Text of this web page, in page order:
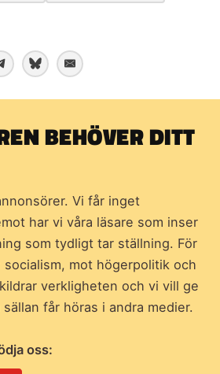
BEHÖVER DITT
Vi får inget
har vi våra läsare som inser
som tydligt tar ställning. För
mot högerpolitik och
verkligheten och vi vill ge
får höras i andra medier.
oss: